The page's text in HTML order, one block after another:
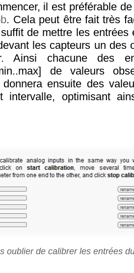
il est préférable
. Cela peut être fait très
de mettre les entrées
les capteurs un des
Ainsi chacune des
de valeurs
ensuite des
intervalle, optimisant
oublier de calibrer les entrées